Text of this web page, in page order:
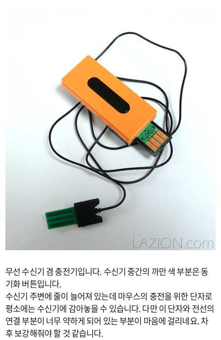
무선 수신기 겸 충전기입니다. 수신기 중간의 까만 색 부분은 동
기화 버튼입니다.
수신기 주변에 줄이 늘어져 있는데 마우스의 충전을 위한 단자로
평소에는 수신기에 감아놓을 수 있습니다. 다만 이 단자와 전선의
연결 부분이 너무 약하게 되어 있는 부분이 마음에 걸리네요. 차
후 보강해줘야 할 것 같습니다.